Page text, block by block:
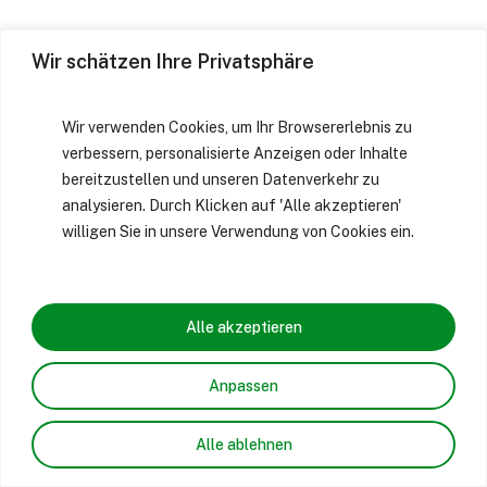
Wir schätzen Ihre Privatsphäre
Wir verwenden Cookies, um Ihr Browsererlebnis zu
verbessern, personalisierte Anzeigen oder Inhalte
bereitzustellen und unseren Datenverkehr zu
analysieren. Durch Klicken auf 'Alle akzeptieren'
willigen Sie in unsere Verwendung von Cookies ein.
Anpassen
Alle ablehnen
Alle akzeptieren